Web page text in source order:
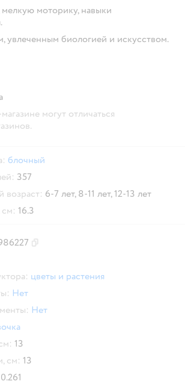
мелкую моторику, навыки
увлеченным биологией и искусством.
могут отличаться
блочный
357
возраст: 6-7 лет, 8-11 лет,12-13 лет
см: 16.3
цветы и растения
Нет
Нет
13
см: 13
0.261